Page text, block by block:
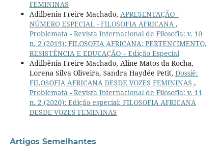
FEMININAS
Adilbenia Freire Machado, APRESENTAÇÃO -
NÚMERO ESPECIAL - FILOSOFIA AFRICANA ,
Problemata - Revista Internacional de Filosofia: v. 10
n. 2 (2019): FILOSOFIA AFRICANA: PERTENCIMENTO,
RESISTÊNCIA E EDUCAÇÃO – Edição Especial
Adilbênia Freire Machado, Aline Matos da Rocha,
Lorena Silva Oliveira, Sandra Haydée Petit, Dossiê:
FILOSOFIA AFRICANA DESDE VOZES FEMININAS ,
Problemata - Revista Internacional de Filosofia: v. 11
n. 2 (2020): Edição especial: FILOSOFIA AFRICANA
DESDE VOZES FEMININAS
Artigos Semelhantes